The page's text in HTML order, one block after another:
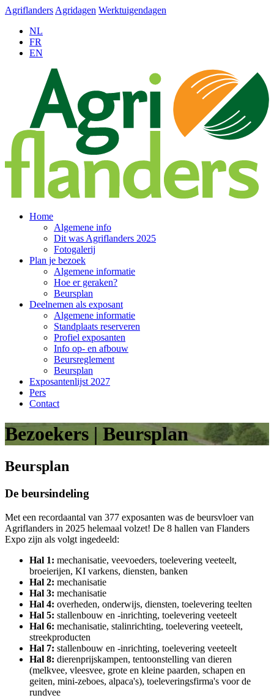
Agriflanders Agridagen Werktuigendagen
NL
FR
EN
Home
Algemene info
Dit was Agriflanders 2025
Fotogalerij
Plan je bezoek
Algemene informatie
Hoe er geraken?
Beursplan
Deelnemen als exposant
Algemene informatie
Standplaats reserveren
Profiel exposanten
Info op- en afbouw
Beursreglement
Beursplan
Exposantenlijst 2027
Pers
Contact
Bezoekers | Beursplan
Beursplan
De beursindeling
Met een recordaantal van 377 exposanten was de beursvloer van
Agriflanders in 2025 helemaal volzet! De 8 hallen van Flanders
Expo zijn als volgt ingedeeld:
Hal 1: mechanisatie, veevoeders, toelevering veeteelt,
broeierijen, KI varkens, diensten, banken
Hal 2: mechanisatie
Hal 3: mechanisatie
Hal 4: overheden, onderwijs, diensten, toelevering teelten
Hal 5: stallenbouw en -inrichting, toelevering veeteelt
Hal 6: mechanisatie, stalinrichting, toelevering veeteelt,
streekproducten
Hal 7: stallenbouw en -inrichting, toelevering veeteelt
Hal 8: dierenprijskampen, tentoonstelling van dieren
(melkvee, vleesvee, grote en kleine paarden, schapen en
geiten, mini-zeboes, alpaca's), toeleveringsfirma's voor de
rundvee